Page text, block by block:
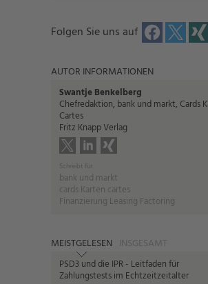
Folgen Sie uns auf
AUTOR INFORMATIONEN
Swantje Benkelberg
Chefredaktion, bank und markt, Cards
Cartes
Fritz Knapp Verlag
Schreibt für:
bank und markt
cards Karten cartes
Finanzierung Leasing Factoring
MEISTGELESEN INSGESAMT
PSD3 und die IPR - Leitfaden für
Zahlungstests im Echtzeitzeitalter